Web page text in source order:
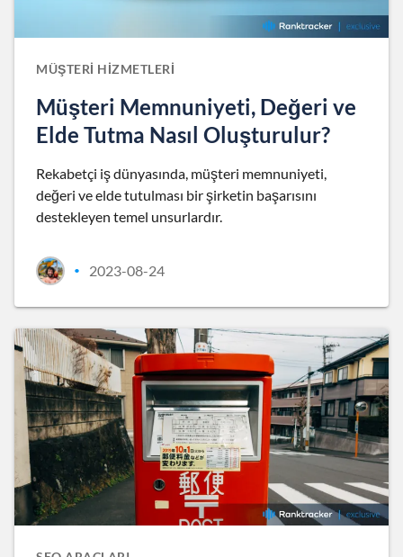
MÜŞTERI HIZMETLERI
Müşteri Memnuniyeti, Değeri ve
Elde Tutma Nasıl Oluşturulur?
Rekabetçi iş dünyasında, müşteri memnuniyeti,
değeri ve elde tutulması bir şirketin başarısını
destekleyen temel unsurlardır.
• 2023-08-24